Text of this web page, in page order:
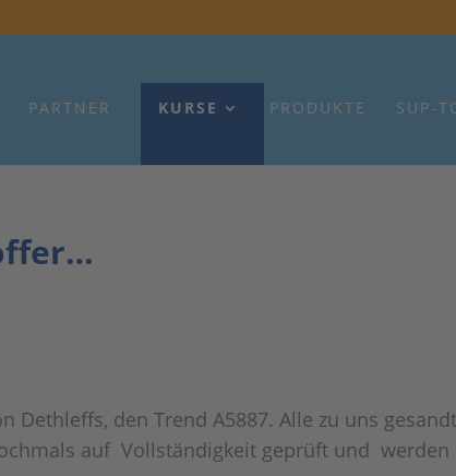
PARTNER KURSE PRODUKTE SUP-
Dethleffs, den Trend A5887. Alle zu uns
auf Vollständigkeit geprüft und werden